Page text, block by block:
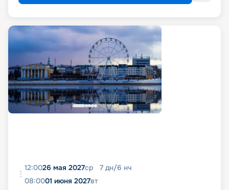
12:0026 мая 2027ср 7 дн/6 нч
08:0001 июня 2027вт